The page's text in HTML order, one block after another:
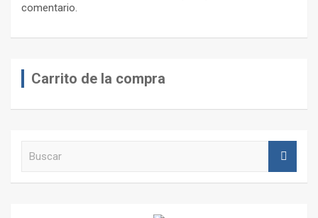
comentario.
Carrito de la compra